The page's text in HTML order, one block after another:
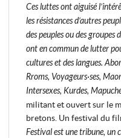
Ces luttes ont aiguisé
les résistances d’autres
des peuples ou des groupes
ont en commun de lutter
cultures et des langues.
Rroms, Voyageurs·ses,
Intersexes, Kurdes,
militant et ouvert sur le
bretons. Un festival du
Festival est une tribune, un